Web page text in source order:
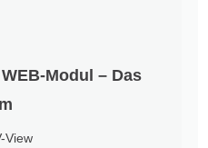
Modul – Das
View